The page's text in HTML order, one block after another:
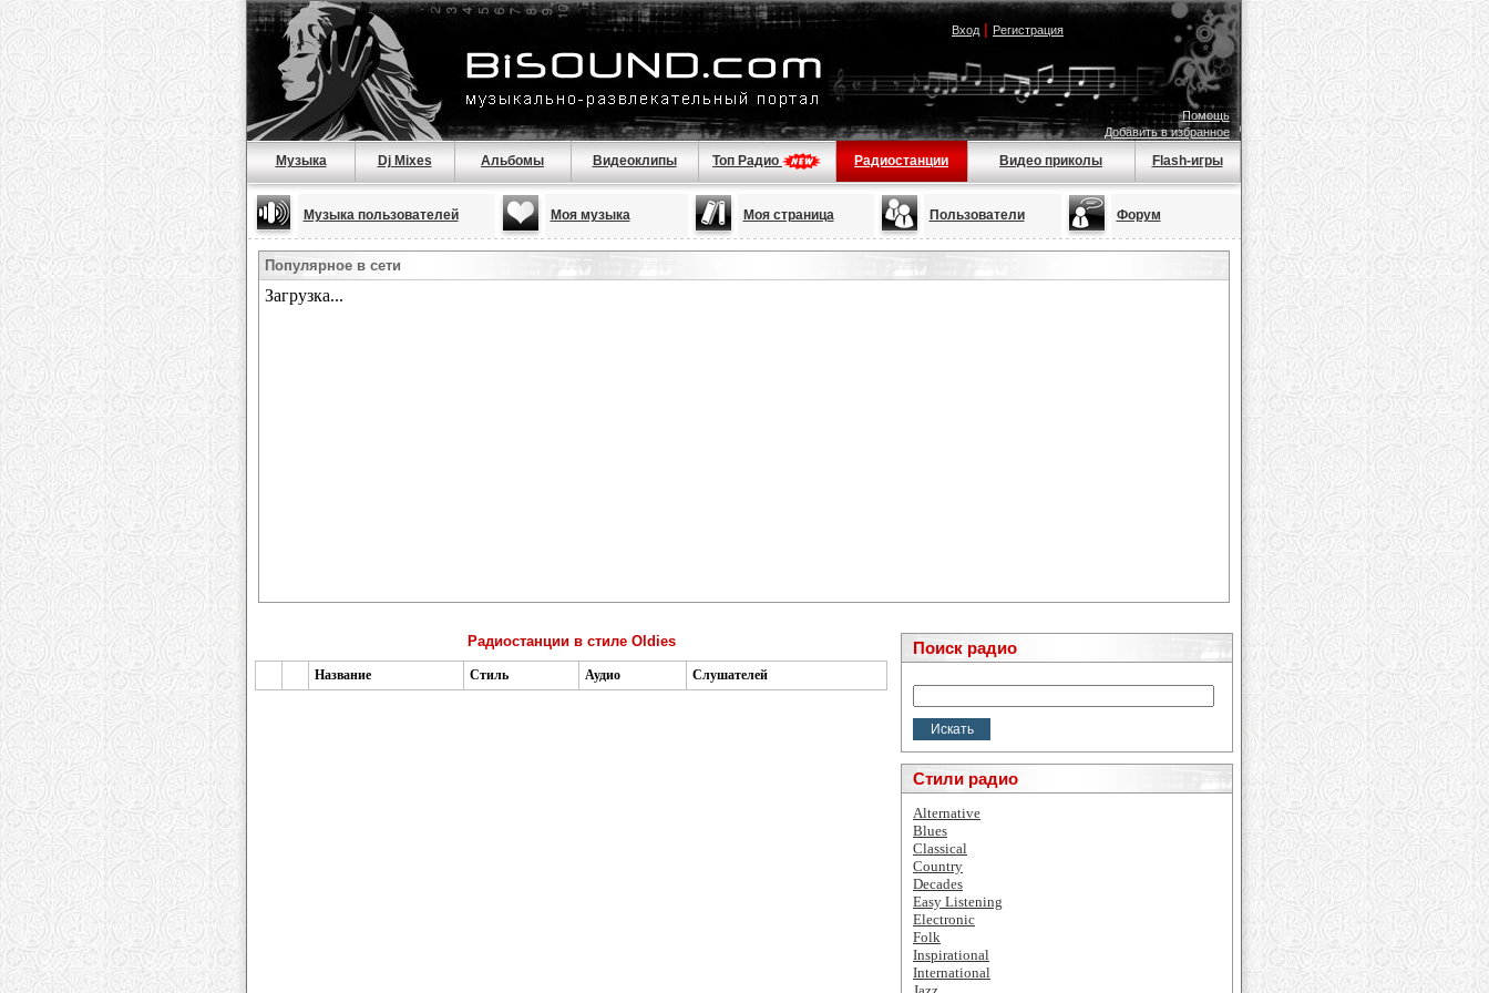
Вход| Регистрация
Помощь
Добавить в избранное
Музыка Dj Mixes Альбомы Видеоклипы Топ Радио Радиостанции Видео приколы Flash-игры
Музыка пользователей Моя музыка Моя страница Пользователи Форум
Популярное в сети
Радиостанции в стиле Oldies
Название Стиль Аудио Слушателей
Поиск радио
Стили радио
Alternative
Blues
Classical
Country
Decades
Easy Listening
Electronic
Folk
Inspirational
International